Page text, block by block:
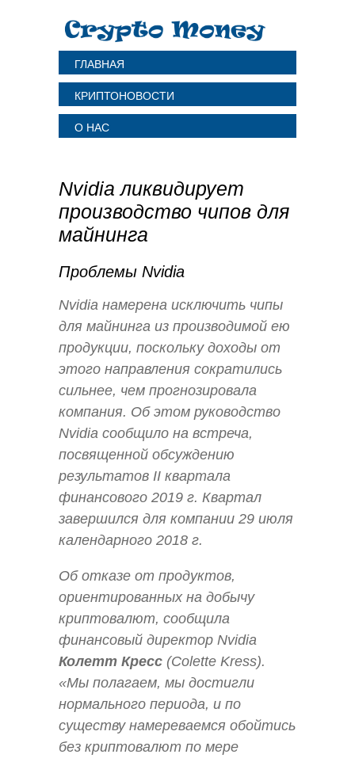
ГЛАВНАЯ
КРИПТОНОВОСТИ
О НАС
Nvidia ликвидирует
производство чипов для
майнинга
Проблемы Nvidia
Nvidia намерена исключить чипы
для майнинга из производимой ею
продукции, поскольку доходы от
этого направления сократились
сильнее, чем прогнозировала
компания. Об этом руководство
Nvidia сообщило на встреча,
посвященной обсуждению
результатов II квартала
финансового 2019 г. Квартал
завершился для компании 29 июля
календарного 2018 г.
Об отказе от продуктов,
ориентированных на добычу
криптовалют, сообщила
финансовый директор Nvidia
Колетт Кресс (Colette Kress).
«Мы полагаем, мы достигли
нормального периода, и по
существу намереваемся обойтись
без криптовалют по мере